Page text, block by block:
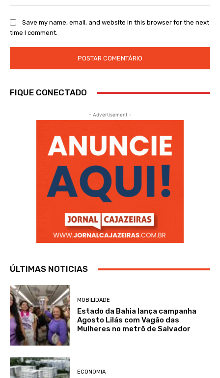
Save my name, email, and website in this browser for the next
time I comment.
FIQUE CONECTADO
- Advertisement -
ÚLTIMAS NOTICIAS
MOBILIDADE
Estado da Bahia lança campanha
Agosto Lilás com Vagão das
Mulheres no metrô de Salvador
ECONOMIA